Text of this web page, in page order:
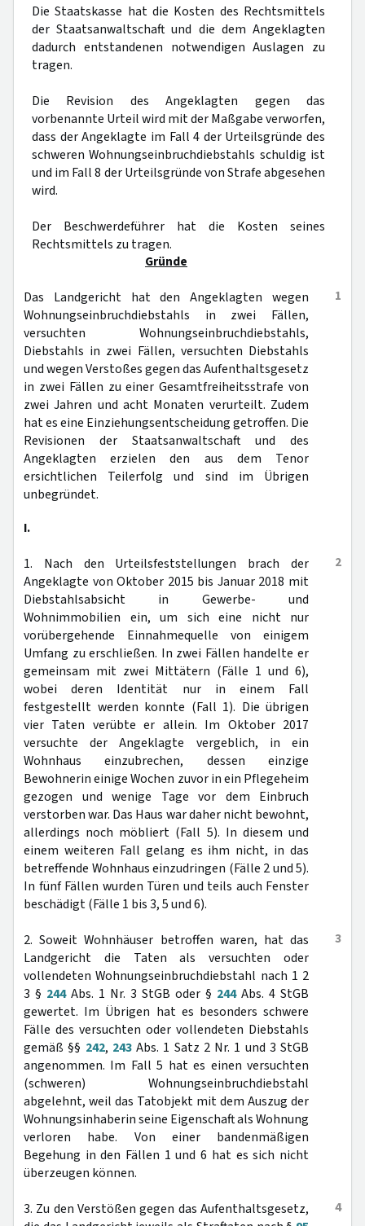
Die Staatskasse hat die Kosten des Rechtsmittels
der Staatsanwaltschaft und die dem Angeklagten
dadurch entstandenen notwendigen Auslagen zu
tragen.
Die Revision des Angeklagten gegen das
vorbenannte Urteil wird mit der Maßgabe verworfen,
dass der Angeklagte im Fall 4 der Urteilsgründe des
schweren Wohnungseinbruchdiebstahls schuldig ist
und im Fall 8 der Urteilsgründe von Strafe abgesehen
wird.
Der Beschwerdeführer hat die Kosten seines
Rechtsmittels zu tragen.
Gründe
1
Das Landgericht hat den Angeklagten wegen
Wohnungseinbruchdiebstahls in zwei Fällen,
versuchten Wohnungseinbruchdiebstahls,
Diebstahls in zwei Fällen, versuchten Diebstahls
und wegen Verstoßes gegen das Aufenthaltsgesetz
in zwei Fällen zu einer Gesamtfreiheitsstrafe von
zwei Jahren und acht Monaten verurteilt. Zudem
hat es eine Einziehungsentscheidung getroffen. Die
Revisionen der Staatsanwaltschaft und des
Angeklagten erzielen den aus dem Tenor
ersichtlichen Teilerfolg und sind im Übrigen
unbegründet.
I.
2
1. Nach den Urteilsfeststellungen brach der
Angeklagte von Oktober 2015 bis Januar 2018 mit
Diebstahlsabsicht in Gewerbe- und
Wohnimmobilien ein, um sich eine nicht nur
vorübergehende Einnahmequelle von einigem
Umfang zu erschließen. In zwei Fällen handelte er
gemeinsam mit zwei Mittätern (Fälle 1 und 6),
wobei deren Identität nur in einem Fall
festgestellt werden konnte (Fall 1). Die übrigen
vier Taten verübte er allein. Im Oktober 2017
versuchte der Angeklagte vergeblich, in ein
Wohnhaus einzubrechen, dessen einzige
Bewohnerin einige Wochen zuvor in ein Pflegeheim
gezogen und wenige Tage vor dem Einbruch
verstorben war. Das Haus war daher nicht bewohnt,
allerdings noch möbliert (Fall 5). In diesem und
einem weiteren Fall gelang es ihm nicht, in das
betreffende Wohnhaus einzudringen (Fälle 2 und 5).
In fünf Fällen wurden Türen und teils auch Fenster
beschädigt (Fälle 1 bis 3, 5 und 6).
3
2. Soweit Wohnhäuser betroffen waren, hat das
Landgericht die Taten als versuchten oder
vollendeten Wohnungseinbruchdiebstahl nach 1 2
3 § 244Abs. 1 Nr. 3 StGB oder § 244Abs. 4 StGB
gewertet. Im Übrigen hat es besonders schwere
Fälle des versuchten oder vollendeten Diebstahls
gemäß §§ 242, 243Abs. 1 Satz 2 Nr. 1 und 3 StGB
angenommen. Im Fall 5 hat es einen versuchten
(schweren) Wohnungseinbruchdiebstahl
abgelehnt, weil das Tatobjekt mit dem Auszug der
Wohnungsinhaberin seine Eigenschaft als Wohnung
verloren habe. Von einer bandenmäßigen
Begehung in den Fällen 1 und 6 hat es sich nicht
überzeugen können.
4
3. Zu den Verstößen gegen das Aufenthaltsgesetz,